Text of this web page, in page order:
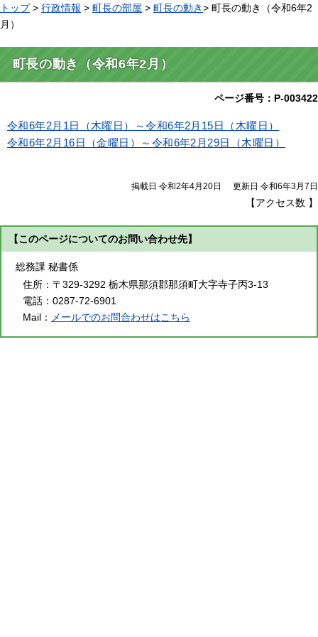
トップ> 行政情報 > 町長の部屋 > 町長の動き> 町長の動き（令和6年2
月）
町長の動き（令和6年2月）
ページ番号：P-003422
令和6年2月1日（木曜日）～令和6年2月15日（木曜日）
令和6年2月16日（金曜日）～令和6年2月29日（木曜日）
掲載日 令和2年4月20日 更新日 令和6年3月7日
【アクセス数 】
【このページについてのお問い合わせ先】
総務課 秘書係
住所： 〒329-3292 栃木県那須郡那須町大字寺子丙3-13
電話： 0287-72-6901
Mail：
メールでのお問合わせはこちら